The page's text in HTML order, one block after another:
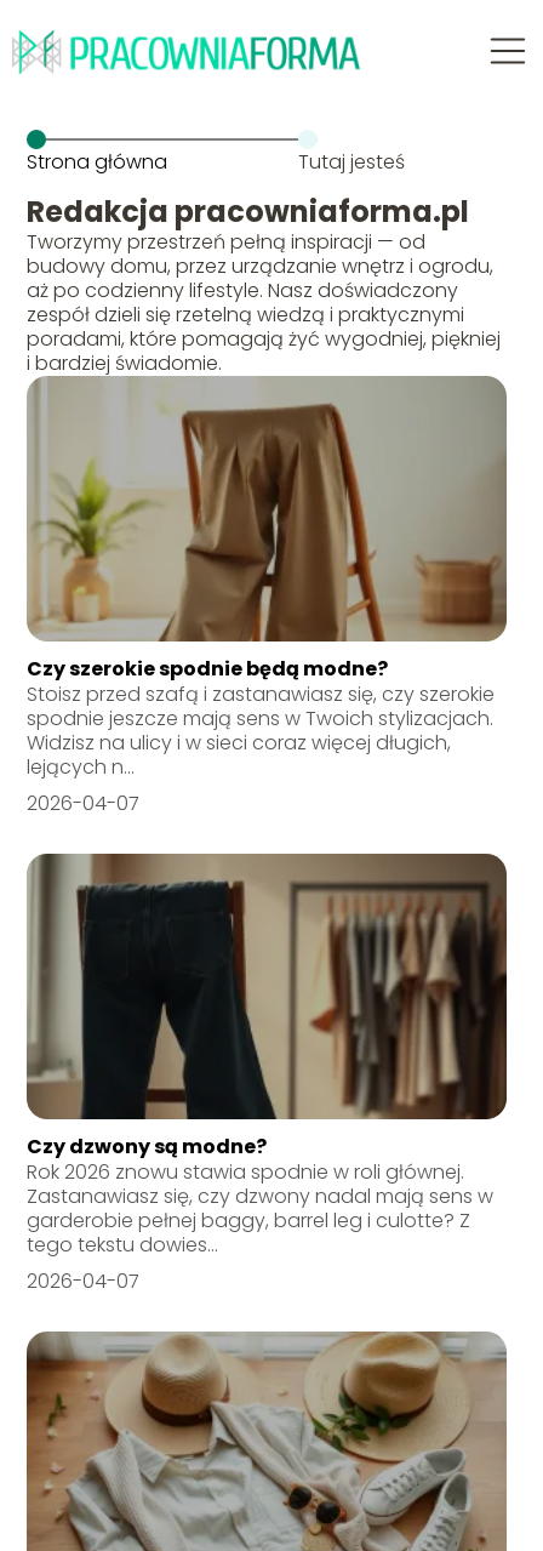
Strona główna Tutaj jesteś
Redakcja pracowniaforma.pl
Tworzymy przestrzeń pełną inspiracji — od
budowy domu, przez urządzanie wnętrz i ogrodu,
aż po codzienny lifestyle. Nasz doświadczony
zespół dzieli się rzetelną wiedzą i praktycznymi
poradami, które pomagają żyć wygodniej, piękniej
i bardziej świadomie.
Czy szerokie spodnie będą modne?
Stoisz przed szafą i zastanawiasz się, czy szerokie
spodnie jeszcze mają sens w Twoich stylizacjach.
Widzisz na ulicy i w sieci coraz więcej długich,
lejących n...
2026-04-07
Czy dzwony są modne?
Rok 2026 znowu stawia spodnie w roli głównej.
Zastanawiasz się, czy dzwony nadal mają sens w
garderobie pełnej baggy, barrel leg i culotte? Z
tego tekstu dowies...
2026-04-07